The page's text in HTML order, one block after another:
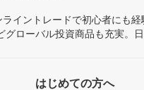
イントレードで初心者にも
ローバル投資商品も充実。
はじめての方へ